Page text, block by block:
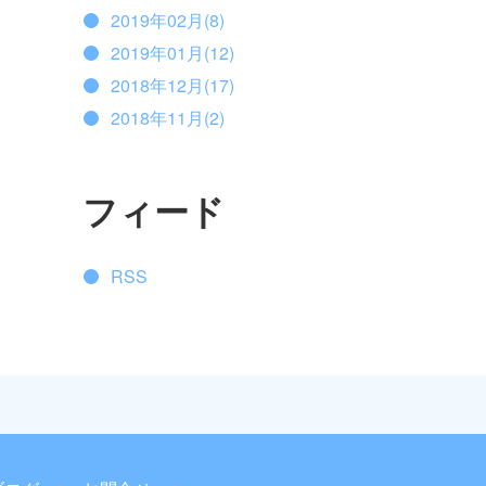
2019年02月(8)
2019年01月(12)
2018年12月(17)
2018年11月(2)
フィード
RSS